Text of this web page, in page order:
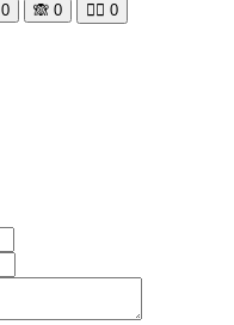
0 🙈 0 🧘‍♀️ 0